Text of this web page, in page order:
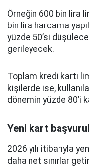
Örneğin 600 bin lira
bin lira harcama
yüzde 50’si
gerileyecek.
Toplam kredi kartı
kişilerde ise,
dönemin yüzde 80’i
Yeni kart
2026 yılı itibarıyla
daha net sınırlar